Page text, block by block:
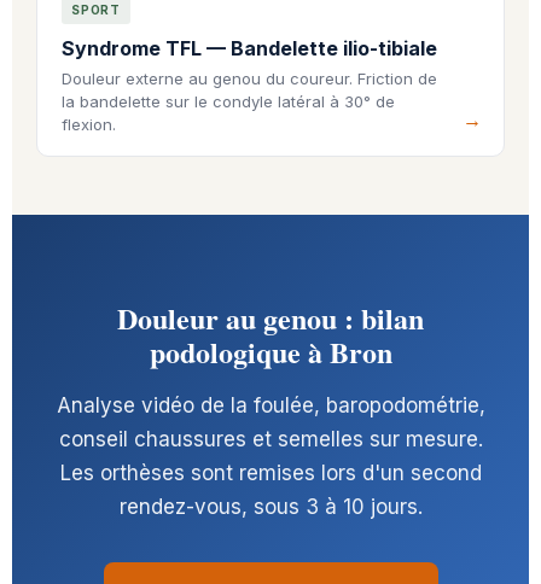
SPORT
Syndrome TFL — Bandelette ilio-tibiale
Douleur externe au genou du coureur. Friction de
la bandelette sur le condyle latéral à 30° de
flexion.
Douleur au genou : bilan
podologique à Bron
Analyse vidéo de la foulée, baropodométrie,
conseil chaussures et semelles sur mesure.
Les orthèses sont remises lors d'un second
rendez-vous, sous 3 à 10 jours.